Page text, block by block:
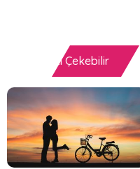
İlginizi Çekebilir